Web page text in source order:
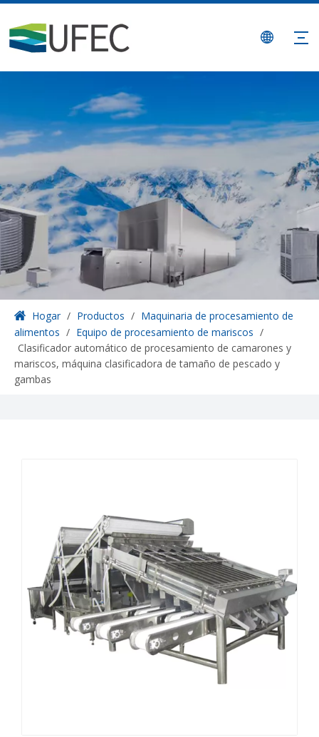
Hogar / Productos / Maquinaria de procesamiento de
alimentos / Equipo de procesamiento de mariscos /
Clasificador automático de procesamiento de camarones y
mariscos, máquina clasificadora de tamaño de pescado y
gambas